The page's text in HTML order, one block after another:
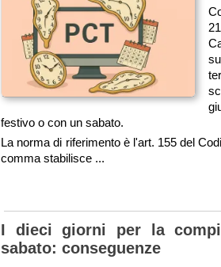
festivo o con un sabato.
La norma di riferimento è l'art. 155 del
comma stabilisce ...
I dieci giorni per la
sabato: conseguenze